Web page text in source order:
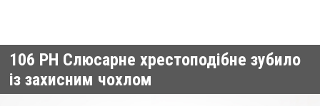
106 PH Слюсарне хрестоподібне зубило
із захисним чохлом